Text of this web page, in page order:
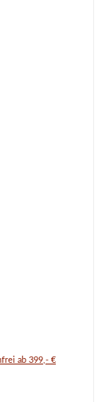
ab 399,- €